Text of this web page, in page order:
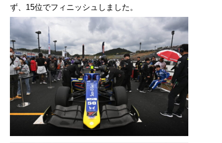
ず、15位でフィニッシュしました。